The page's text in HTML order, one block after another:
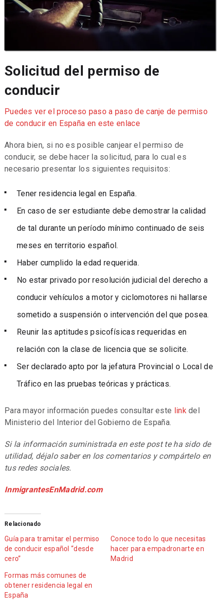
Solicitud del permiso de
conducir
Puedes ver el proceso paso a paso de canje de permiso
de conducir en España en este enlace
Ahora bien, si no es posible canjear el permiso de
conducir, se debe hacer la solicitud, para lo cual es
necesario presentar los siguientes requisitos:
Tener residencia legal en España.
En caso de ser estudiante debe demostrar la calidad
de tal durante un período mínimo continuado de seis
meses en territorio español.
Haber cumplido la edad requerida.
No estar privado por resolución judicial del derecho a
conducir vehículos a motor y ciclomotores ni hallarse
sometido a suspensión o intervención del que posea.
Reunir las aptitudes psicofísicas requeridas en
relación con la clase de licencia que se solicite.
Ser declarado apto por la jefatura Provincial o Local de
Tráfico en las pruebas teóricas y prácticas.
Para mayor información puedes consultar este linkdel
Ministerio del Interior del Gobierno de España.
Si la información suministrada en este post te ha sido de
utilidad, déjalo saber en los comentarios y compártelo en
tus redes sociales.
InmigrantesEnMadrid.com
Relacionado
Guía para tramitar el permiso
de conducir español “desde
cero”
Conoce todo lo que necesitas
hacer para empadronarte en
Madrid
Formas más comunes de
obtener residencia legal en
España